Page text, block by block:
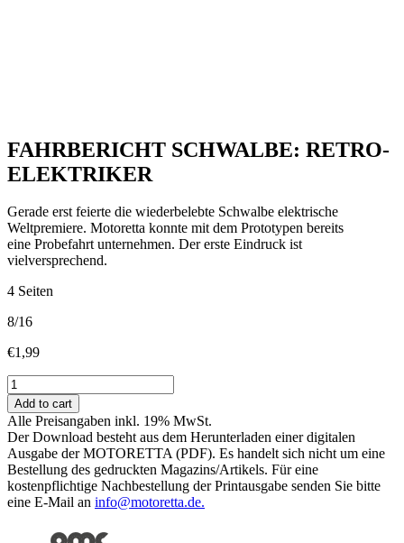
FAHRBERICHT SCHWALBE: RETRO-
ELEKTRIKER
Gerade erst feierte die wiederbelebte Schwalbe elektrische
Weltpremiere. Motoretta konnte mit dem Prototypen bereits
eine Probefahrt unternehmen. Der erste Eindruck ist
vielversprechend.
4 Seiten
8/16
€1,99
FAHRBERICHT
SCHWALBE:
RETRO-
ELEKTRIKER
quantity
Add to cart
Alle Preisangaben inkl. 19% MwSt.
Der Download besteht aus dem Herunterladen einer digitalen
Ausgabe der MOTORETTA (PDF). Es handelt sich nicht um eine
Bestellung des gedruckten Magazins/Artikels. Für eine
kostenpflichtige Nachbestellung der Printausgabe senden Sie bitte
eine E-Mail an info@motoretta.de.